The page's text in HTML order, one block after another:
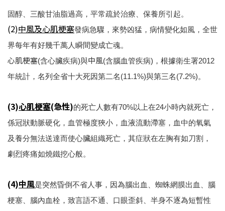
固醇、三酸甘油脂過高，平常疏於治療、保養所引起。
(2)中風及心肌梗塞發病急驟，來勢凶猛，病情變化如風，全世
界每年有好幾千萬人瞬間變成亡魂。
心肌梗塞(含心臟疾病)與中風(含腦血管疾病)，根據衛生署2012
年統計，名列全省十大死因第二名(11.1%)與第三名(7.2%)。
(3)心肌梗塞(急性)的死亡人數有70%以上在24小時內就死亡，
係冠狀動脈硬化，血管極度狹小，血液流動滯塞，血中的氧氣
及養分無法送達而使心臟組織死亡，其症狀在左胸有如刀割，
劇烈疼痛如燒鐵挖心般。
(4)中風是突然昏倒不省人事，因為腦出血、蜘蛛網膜出血、腦
梗塞、腦內血栓，致言語不通、口眼歪斜、半身不逐為短暫性